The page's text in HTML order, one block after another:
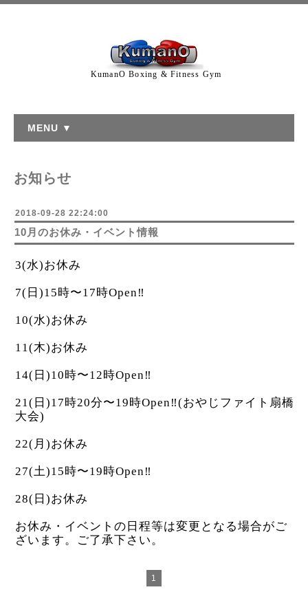
KumanO Boxing & Fitness Gym
MENU ▼
お知らせ
2018-09-28 22:24:00
10月のお休み・イベント情報
3(水)お休み
7(日)15時〜17時Open‼︎
10(水)お休み
11(木)お休み
14(日)10時〜12時Open‼︎
21(日)17時20分〜19時Open‼︎(おやじファイト扇橋
大会)
22(月)お休み
27(土)15時〜19時Open‼︎
28(日)お休み
お休み・イベントの日程等は変更となる場合がご
ざいます。ご了承下さい。
1